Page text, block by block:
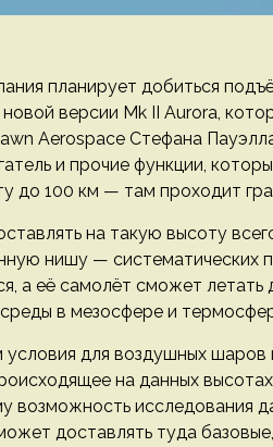
планирует добиться
версии Mk II Aurora,
Aerospace Стефана
и прочие функции,
до 100 км — там проходит
на такую высоту
нишу — систематических
а её самолёт сможет летать
в мезосфере и
для воздушных шаров
на данных
возможность исследования
доставлять туда